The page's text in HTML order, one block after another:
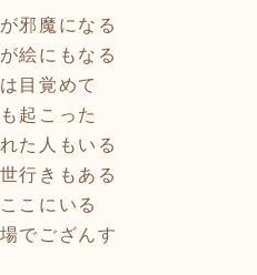
邪魔になる
絵にもなる
目覚めて
起こった
た人もいる
行きもある
こにいる
でござんす